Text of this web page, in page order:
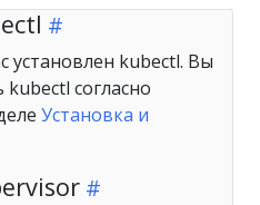
установлен kubectl. Вы
согласно
Установка и